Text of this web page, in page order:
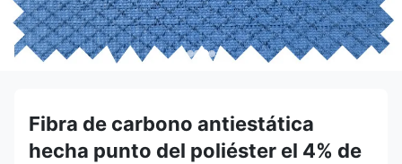
Fibra de carbono antiestática
hecha punto del poliéster el 4% de